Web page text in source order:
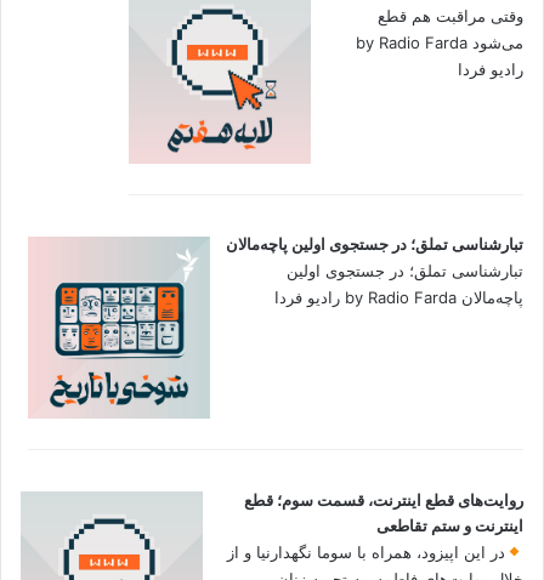
وقتی مراقبت هم قطع
می‌شود by Radio Farda
رادیو فردا
تبارشناسی تملق؛ در جستجوی اولین‌ پاچه‌مالان
تبارشناسی تملق؛ در جستجوی اولین‌
پاچه‌مالان by Radio Farda رادیو فردا
روایت‌های قطع اینترنت، قسمت سوم؛ قطع
اینترنت و ستم تقاطعی
در این اپیزود، همراه با سوما نگهدارنیا و از